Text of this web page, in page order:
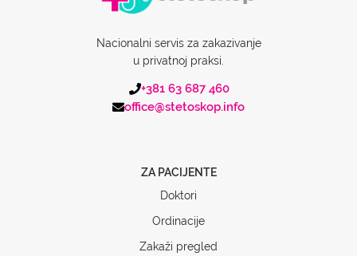
Nacionalni servis za zakazivanje
u privatnoj praksi.
+381 63 687 460
office@stetoskop.info
ZA PACIJENTE
Doktori
Ordinacije
Zakaži pregled